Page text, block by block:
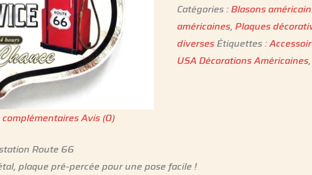
Catégories :Blasons
américaines,Plaques
diversesÉtiquettes :
USA Décorations Américaines,
Avis (0)
Route 66
plaque pré-percée pour une pose facile !